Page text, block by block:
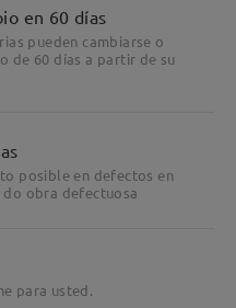
en 60 días
pueden cambiarse o
de 60 días a partir de su
posible en defectos en
obra defectuosa
para usted.